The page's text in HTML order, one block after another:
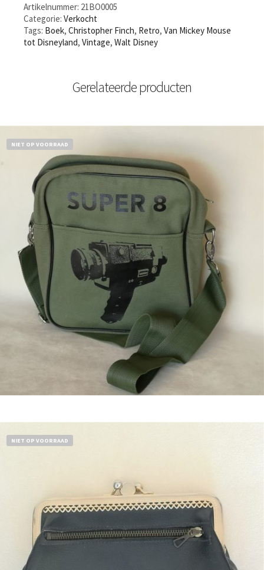
Artikelnummer: 21BO0005
Categorie: Verkocht
Tags: Boek, Christopher Finch, Retro, Van Mickey Mouse
tot Disneyland, Vintage, Walt Disney
Gerelateerde producten
NIET OP VOORRAAD
18,50
NIET OP VOORRAAD